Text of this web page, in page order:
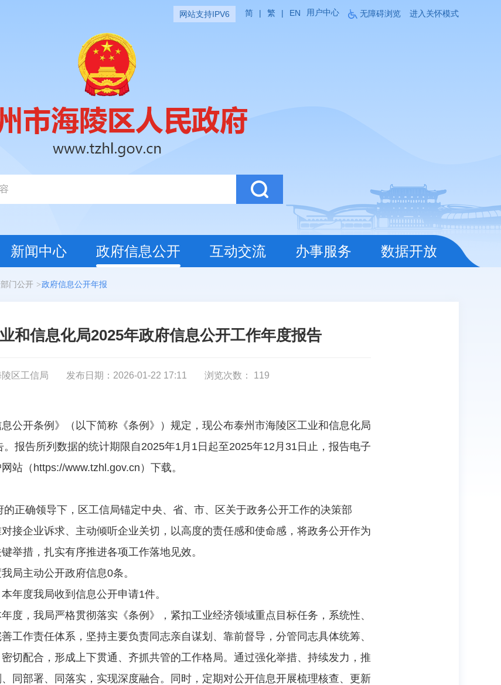
网站支持IPV6 简 | 繁 | EN 用户中心 无障碍浏览 进入关怀模式
新闻中心 政府信息公开 互动交流 办事服务 数据开放
部门公开 >政府信息公开年报
和信息化局2025年政府信息公开工作年度报告
区工信局 发布日期：2026-01-22 17:11 浏览次数： 119
公开条例》（以下简称《条例》）规定，现公布泰州市海陵区工业和信息化局
报告所列数据的统计期限自2025年1月1日起至2025年12月31日止，报告电子
站（https://www.tzhl.gov.cn）下载。
正确领导下，区工信局锚定中央、省、市、区关于政务公开工作的决策部
接企业诉求、主动倾听企业关切，以高度的责任感和使命感，将政务公开作为
举措，扎实有序推进各项工作落地见效。
局主动公开政府信息0条。
年度我局收到信息公开申请1件。
度，我局严格贯彻落实 《条例》
，紧扣工业经济领域重点目标任务，系统性、
工作责任体系，坚持主要负责同志亲自谋划、靠前督导，分管同志具体统筹、
切配合，形成上下贯通、齐抓共管的工作格局。通过强化举措、持续发力，推
同部署、同落实，实现深度融合。同时，定期对公开信息开展梳理核查、更新